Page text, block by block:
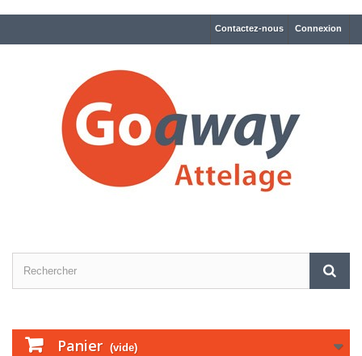
Connexion
Contactez-nous
Panier (vide)